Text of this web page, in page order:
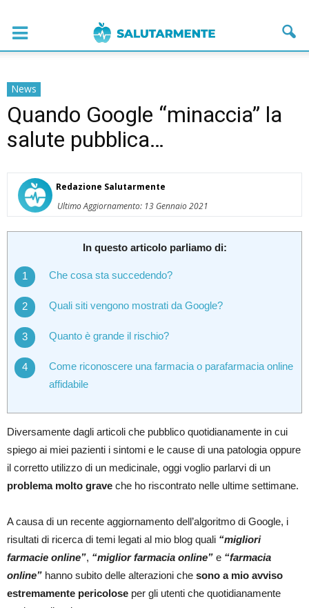
News
Quando Google “minaccia” la
salute pubblica…
Redazione Salutarmente
Ultimo Aggiornamento: 13 Gennaio 2021
In questo articolo parliamo di:
Che cosa sta succedendo?
Quali siti vengono mostrati da Google?
Quanto è grande il rischio?
Come riconoscere una farmacia o parafarmacia online
affidabile
Diversamente dagli articoli che pubblico quotidianamente in cui
spiego ai miei pazienti i sintomi e le cause di una patologia oppure
il corretto utilizzo di un medicinale, oggi voglio parlarvi di un
problema molto grave che ho riscontrato nelle ultime settimane.
A causa di un recente aggiornamento dell’algoritmo di Google, i
risultati di ricerca di temi legati al mio blog quali “migliori
farmacie online”, “miglior farmacia online” e “farmacia
online” hanno subito delle alterazioni che sono a mio avviso
estremamente pericolose per gli utenti che quotidianamente